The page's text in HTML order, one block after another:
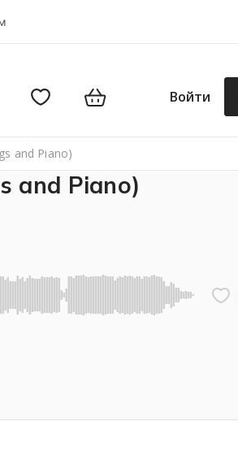
Войти
and Piano)
and Piano)